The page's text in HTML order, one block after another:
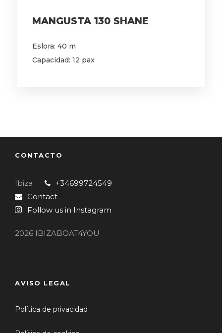
MANGUSTA 130 SHANE
Eslora: 40 m
Capacidad: 12 pax
CONTACTO
Ibiza
+34699724549
Contact
Follow us in Instagram
2026 IBIZABOAT4YOU
AVISO LEGAL
Política de privacidad